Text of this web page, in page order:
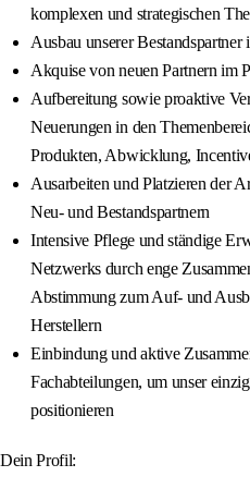
komplexen und strategischen
Ausbau unserer
Akquise von neuen Partnern im
Aufbereitung sowie proaktive
Neuerungen in den
Produkten, Abwicklung,
Ausarbeiten und Platzieren der
Neu- und Bestandspartnern
Intensive Pflege und ständige
Netzwerks durch enge
Abstimmung zum Auf- und
Herstellern
Einbindung und aktive
Fachabteilungen, um unser
positionieren
Dein Profil: